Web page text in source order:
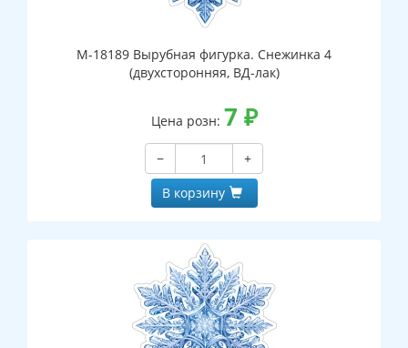
М-18189 Вырубная фигурка. Снежинка 4
(двухсторонняя, ВД-лак)
Цена розн: 7 ₽
−
+
В корзину